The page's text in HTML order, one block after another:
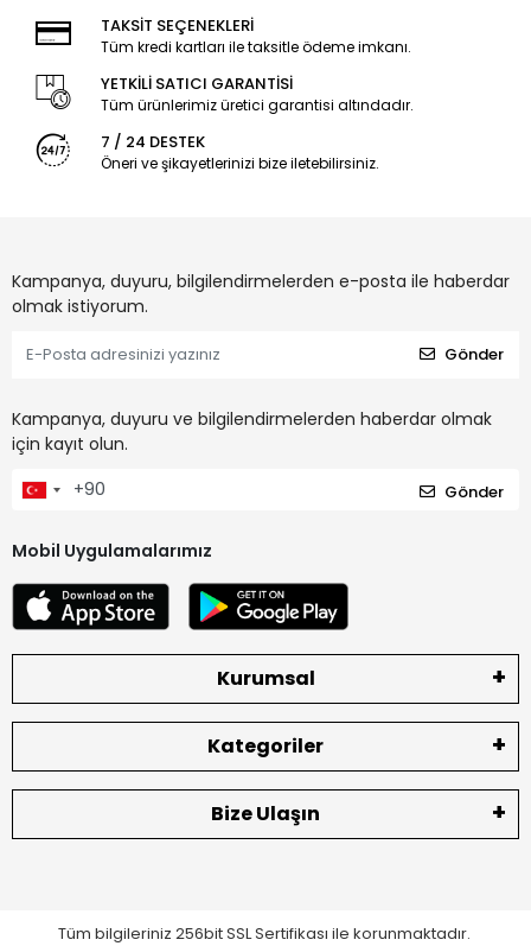
TAKSİT SEÇENEKLERİ
Tüm kredi kartları ile taksitle ödeme imkanı.
YETKİLİ SATICI GARANTİSİ
Tüm ürünlerimiz üretici garantisi altındadır.
7 / 24 DESTEK
Öneri ve şikayetlerinizi bize iletebilirsiniz.
Kampanya, duyuru, bilgilendirmelerden e-posta ile haberdar
olmak istiyorum.
Gönder
Kampanya, duyuru ve bilgilendirmelerden haberdar olmak
için kayıt olun.
Gönder
Mobil Uygulamalarımız
Kurumsal
Kategoriler
Bize Ulaşın
Tüm bilgileriniz 256bit SSL Sertifikası ile korunmaktadır.